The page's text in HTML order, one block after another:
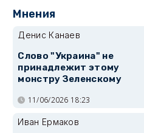
Мнения
Денис Канаев
Слово "Украина" не
принадлежит этому
монстру Зеленскому
11/06/2026 18:23
Иван Ермаков